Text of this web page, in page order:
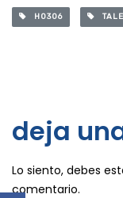
H0306
deja
Lo siento, debes
comentario.